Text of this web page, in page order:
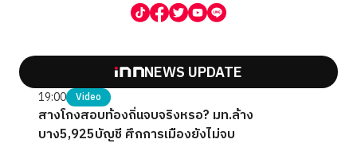
NEWS UPDATE
19:00 Video
สางโกงสอบท้องถิ่นจบจริงหรอ? มท.ล้าง
บาง5,925บัญชี ศึกการเมืองยังไม่จบ